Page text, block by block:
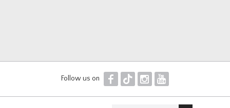
Follow us on F T I Y